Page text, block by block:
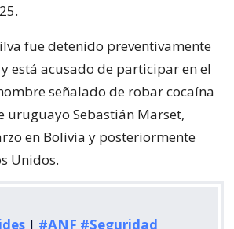
fue detenido preventivamente
está acusado de participar en el
señalado de robar cocaína
uruguayo Sebastián Marset,
en Bolivia y posteriormente
Unidos.
| #ANF #Seguridad